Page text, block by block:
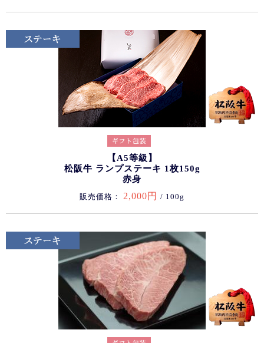
【A5等級】
松阪牛 ランプステーキ 1枚150g
赤身
販売価格： 2,000円 / 100g